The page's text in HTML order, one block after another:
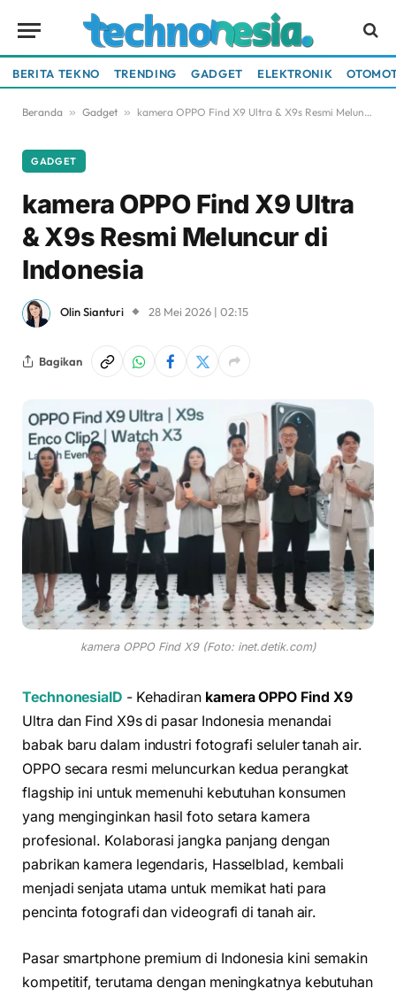
BERITA TEKNO TRENDING GADGET ELEKTRONIK
Beranda » Gadget » kamera OPPO Find X9 Ultra & X9s Resmi Meluncur di Indonesia
GADGET
kamera OPPO Find X9 Ultra
& X9s Resmi Meluncur di
Indonesia
Olin Sianturi 28 Mei 2026 | 02:15
Bagikan
kamera OPPO Find X9 (Foto: inet.detik.com)
TechnonesiaID - Kehadiran kamera OPPO Find X9
Ultra dan Find X9s di pasar Indonesia menandai
babak baru dalam industri fotografi seluler tanah air.
OPPO secara resmi meluncurkan kedua perangkat
flagship ini untuk memenuhi kebutuhan konsumen
yang menginginkan hasil foto setara kamera
profesional. Kolaborasi jangka panjang dengan
pabrikan kamera legendaris, Hasselblad, kembali
menjadi senjata utama untuk memikat hati para
pencinta fotografi dan videografi di tanah air.
Pasar smartphone premium di Indonesia kini semakin
kompetitif, terutama dengan meningkatnya kebutuhan